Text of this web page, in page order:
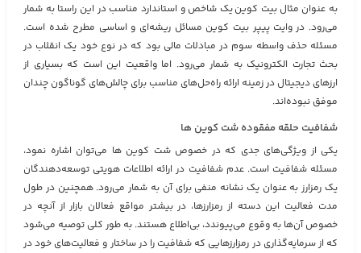
به عنوان مثال بیت کوین یک شاخص و استاندارد مناسب در این راستا به شمار
می‌رود. در وایت پیپر بیت کوین مسائل ریشه‌ای و اساسی مطرح شده است.
مسئله حذف واسطه سوم در مبادلات مالی بود که در نوع خود یک انقلاب در
بحث تجارت الکترونیک به شمار می‌رود. اما واقعیت این است که بسیاری از
ارزهای دیجیتال در زمینه ارائه راه‌حل‌های مناسب برای چالش‌های گوناگون چندان
موفق نبوده‌اند.
شفافیت حلقه مفقوده شت کوین‌ ها
یکی از ویژگی‌های جدی که در خصوص شت کوین‌ ها می‌توان اشاره نمود،
مسئله شفافیت است. عدم شفافیت در ارائه اطلاعات هویتی توسعه‌دهندگان
یک رمزارز به عنوان یک نشانه منفی برای آن به شمار می‌رود. همچنین در طول
مدت فعالیت این دسته از رمزارزها، در بیشتر مواقع فعالان بازار از آنچه در
خصوص آن‌ها به وقوع می‌پیوندد، بی‌اطلاع هستند. به طور کلی توصیه می‌شود
که از سرمایه‌گذاری در رمزارزهایی که شفافیت را در ساختار و فعالیت‌های خود در